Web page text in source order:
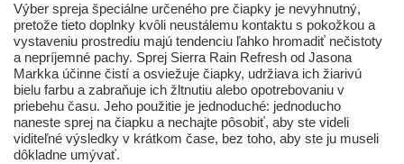
Výber spreja špeciálne určeného pre čiapky je nevyhnutný,
pretože tieto doplnky kvôli neustálemu kontaktu s pokožkou a
vystaveniu prostrediu majú tendenciu ľahko hromadiť nečistoty
a nepríjemné pachy. Sprej Sierra Rain Refresh od Jasona
Markka účinne čistí a osviežuje čiapky, udržiava ich žiarivú
bielu farbu a zabraňuje ich žltnutiu alebo opotrebovaniu v
priebehu času. Jeho použitie je jednoduché: jednoducho
naneste sprej na čiapku a nechajte pôsobiť, aby ste videli
viditeľné výsledky v krátkom čase, bez toho, aby ste ju museli
dôkladne umývať.